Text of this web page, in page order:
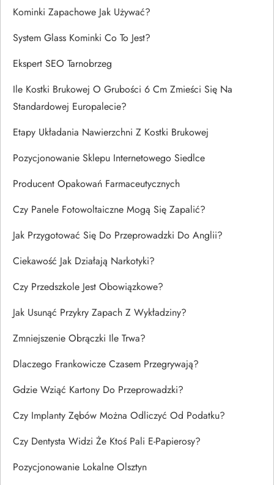
Kominki Zapachowe Jak Używać?
System Glass Kominki Co To Jest?
Ekspert SEO Tarnobrzeg
Ile Kostki Brukowej O Grubości 6 Cm Zmieści Się Na
Standardowej Europalecie?
Etapy Układania Nawierzchni Z Kostki Brukowej
Pozycjonowanie Sklepu Internetowego Siedlce
Producent Opakowań Farmaceutycznych
Czy Panele Fotowoltaiczne Mogą Się Zapalić?
Jak Przygotować Się Do Przeprowadzki Do Anglii?
Ciekawość Jak Działają Narkotyki?
Czy Przedszkole Jest Obowiązkowe?
Jak Usunąć Przykry Zapach Z Wykładziny?
Zmniejszenie Obrączki Ile Trwa?
Dlaczego Frankowicze Czasem Przegrywają?
Gdzie Wziąć Kartony Do Przeprowadzki?
Czy Implanty Zębów Można Odliczyć Od Podatku?
Czy Dentysta Widzi Że Ktoś Pali E-Papierosy?
Pozycjonowanie Lokalne Olsztyn